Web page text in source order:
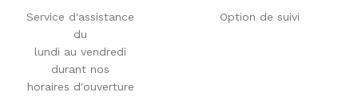
Service d'assistance
du
lundi au vendredi
durant nos
horaires d'ouverture
Option de suivi